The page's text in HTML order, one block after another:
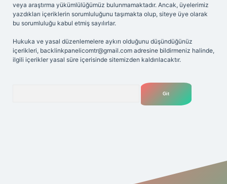
veya araştırma yükümlülüğümüz bulunmamaktadır. Ancak, üyelerimiz
yazdıkları içeriklerin sorumluluğunu taşımakta olup, siteye üye olarak
bu sorumluluğu kabul etmiş sayılırlar.
Hukuka ve yasal düzenlemelere aykırı olduğunu düşündüğünüz
içerikleri, backlinkpanelicomtr@gmail.com adresine bildirmeniz halinde,
ilgili içerikler yasal süre içerisinde sitemizden kaldırılacaktır.